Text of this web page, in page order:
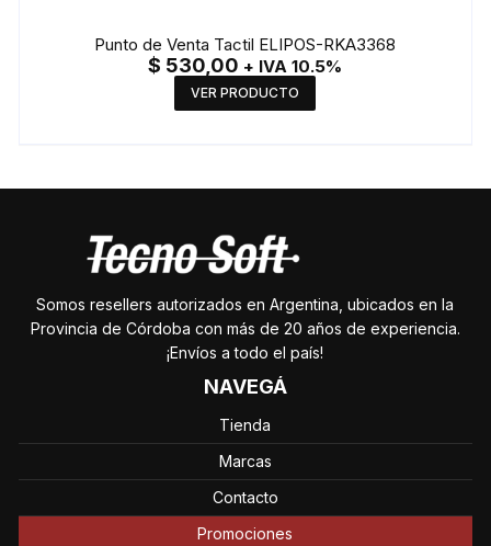
Punto de Venta Tactil ELIPOS-RKA3368
$ 530,00 + IVA 10.5%
VER PRODUCTO
Somos resellers autorizados en Argentina, ubicados en la
Provincia de Córdoba con más de 20 años de experiencia.
¡Envíos a todo el país!
NAVEGÁ
Tienda
Marcas
Contacto
Promociones